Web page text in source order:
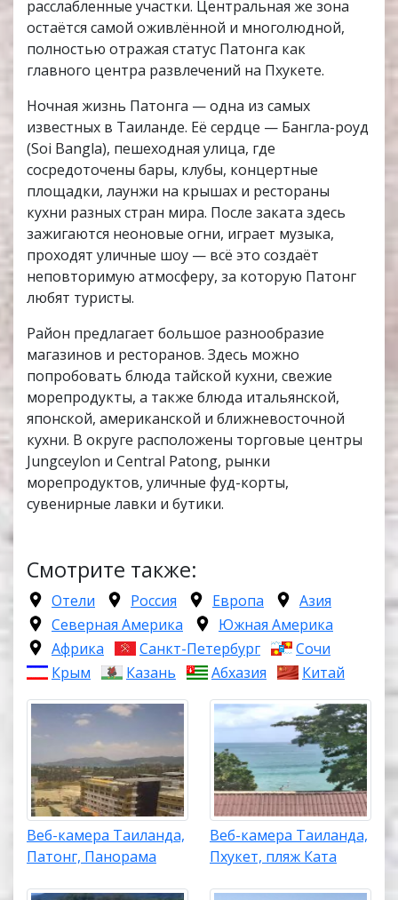
расслабленные участки. Центральная же зона
остаётся самой оживлённой и многолюдной,
полностью отражая статус Патонга как
главного центра развлечений на Пхукете.
Ночная жизнь Патонга — одна из самых
известных в Таиланде. Её сердце — Бангла-роуд
(Soi Bangla), пешеходная улица, где
сосредоточены бары, клубы, концертные
площадки, лаунжи на крышах и рестораны
кухни разных стран мира. После заката здесь
зажигаются неоновые огни, играет музыка,
проходят уличные шоу — всё это создаёт
неповторимую атмосферу, за которую Патонг
любят туристы.
Район предлагает большое разнообразие
магазинов и ресторанов. Здесь можно
попробовать блюда тайской кухни, свежие
морепродукты, а также блюда итальянской,
японской, американской и ближневосточной
кухни. В округе расположены торговые центры
Jungceylon и Central Patong, рынки
морепродуктов, уличные фуд-корты,
сувенирные лавки и бутики.
Смотрите также:
Отели Россия Европа
Азия
Северная Америка
Южная Америка
Африка
Санкт-Петербург
Сочи
Крым
Казань Абхазия Китай
Веб-камера Таиланда,
Патонг, Панорама
Веб-камера Таиланда,
Пхукет, пляж Ката